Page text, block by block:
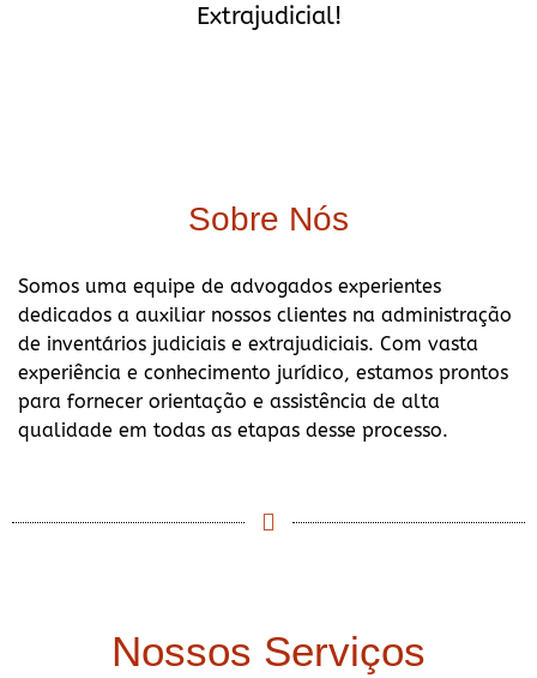
Extrajudicial!
Sobre Nós
Somos uma equipe de advogados experientes
dedicados a auxiliar nossos clientes na administração
de inventários judiciais e extrajudiciais. Com vasta
experiência e conhecimento jurídico, estamos prontos
para fornecer orientação e assistência de alta
qualidade em todas as etapas desse processo.
Nossos Serviços